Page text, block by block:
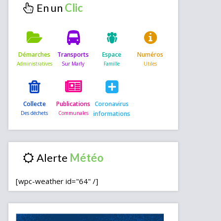
En un
Démarches Transports Espace Numéros
Collecte Publications Coronavirus
informations
Alerte
[wpc-weather id="64" /]